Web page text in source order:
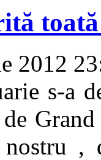
2012
s-a
de
,